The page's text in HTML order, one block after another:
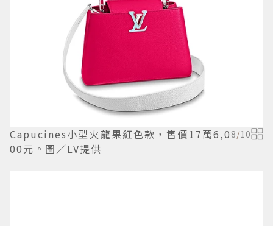
Capucines小型火龍果紅色款，售價17萬6,0
00元。圖／LV提供
8/10